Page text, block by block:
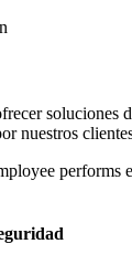
soluciones
nuestros